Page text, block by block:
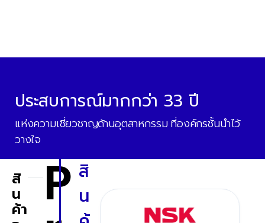
ประสบการณ์มากกว่า 33 ปี
แห่งความเชี่ยวชาญด้านอุตสาหกรรม ที่องค์กรชั้นนำไว้
วางใจ
สิ
น
ค้า P สิ
น